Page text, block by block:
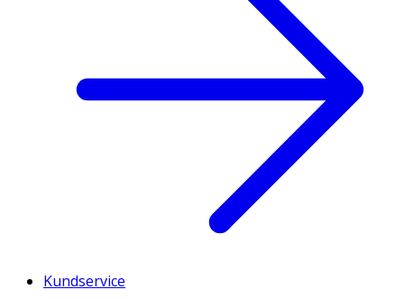
Kundservice